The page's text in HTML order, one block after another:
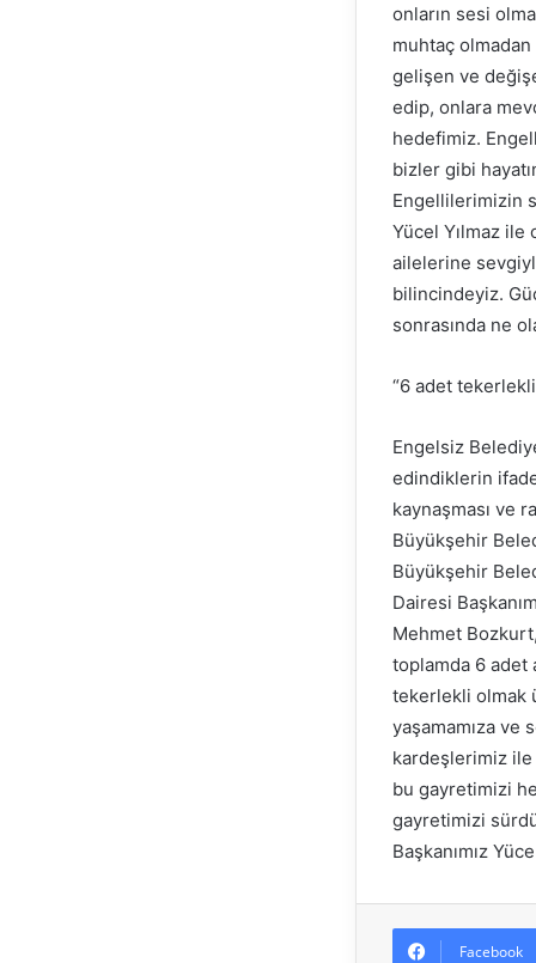
onların sesi
muhtaç
gelişen ve
edip, onlara
hedefimiz.
bizler gibi
Engellilerimizin
Yücel Yılmaz ile
ailelerine
bilincindeyiz.
sonrasında ne
“6 adet
Engelsiz
edindiklerin
kaynaşması ve
Büyükşehir
Büyükşehir
Dairesi
Mehmet
toplamda 6 adet
tekerlekli olmak
yaşamamıza ve
kardeşlerimiz ile
bu gayretimizi
gayretimizi
Başkanımız
Facebook